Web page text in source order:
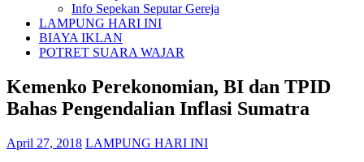
Info Sepekan Seputar Gereja
LAMPUNG HARI INI
BIAYA IKLAN
POTRET SUARA WAJAR
Kemenko Perekonomian, BI dan TPID
Bahas Pengendalian Inflasi Sumatra
April 27, 2018 LAMPUNG HARI INI